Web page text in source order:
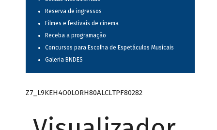
Reserva de ingressos
Filmes e festivais de cinema
Receba a programação
Concursos para Escolha de Espetáculos Musicais
Galeria BNDES
Z7_L9KEH4O0LORH80ALCLTPF80282